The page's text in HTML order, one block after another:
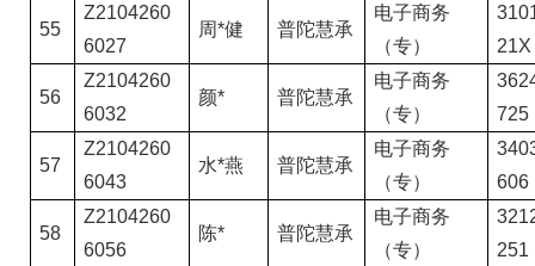
55
Z2104260
6027
周*健 普陀慧承
电子商务
（专）
21X
56
Z2104260
6032
颜* 普陀慧承
电子商务
（专）
725
57
Z2104260
6043
水*燕 普陀慧承
电子商务
（专）
606
58
Z2104260
6056
陈* 普陀慧承
电子商务
（专）
251